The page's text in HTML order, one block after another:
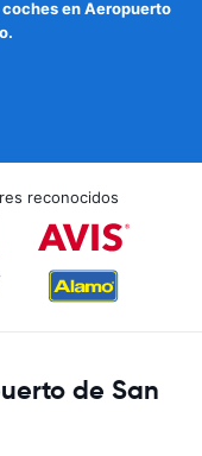
en Aeropuerto
reconocidos
de San